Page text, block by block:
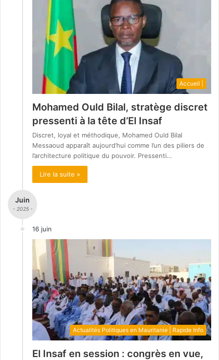
Accueil |
Mohamed Ould Bilal, stratège discret
pressenti à la tête d’El Insaf
Discret, loyal et méthodique, Mohamed Ould Bilal
Messaoud apparaît aujourd’hui comme l’un des piliers de
l’architecture politique du pouvoir. Pressenti…
Lire la suite »
Juin
- 2025 -
16 juin
Actualités Politiques en Mauritanie | Rapide Info
El Insaf en session : congrès en vue,